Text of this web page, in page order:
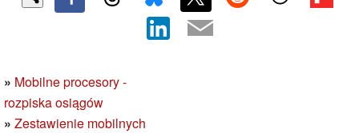
» Mobilne procesory -
rozpiska osiągów
» Zestawienie mobilnych